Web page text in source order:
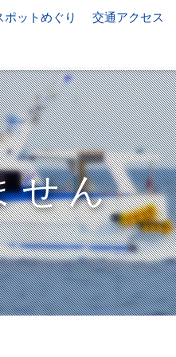
ポットめぐり 交通アクセス
せん